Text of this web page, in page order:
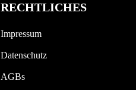
RECHTLICHES
Impressum
Datenschutz
AGBs